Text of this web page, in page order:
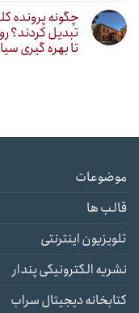
چگونه پرونده
تبدیل کردند؟
تا بهره گیری
موضوعات
قالب ها
تلویزیون اینترنتی
نشریه الکترونیکی پندار
کتابخانه دیجیتال سراب